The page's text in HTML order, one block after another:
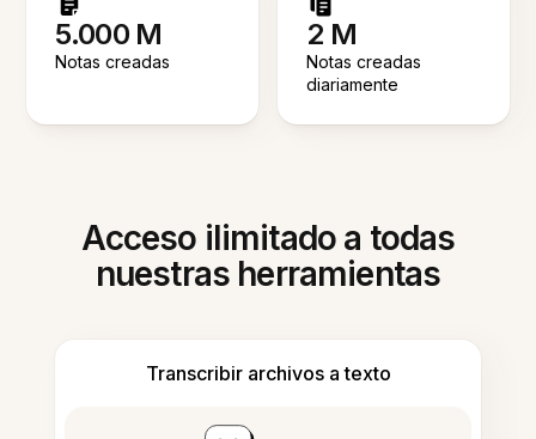
5.000 M
Notas creadas
2 M
Notas creadas
diariamente
Acceso ilimitado a todas
nuestras herramientas
Transcribir archivos a texto